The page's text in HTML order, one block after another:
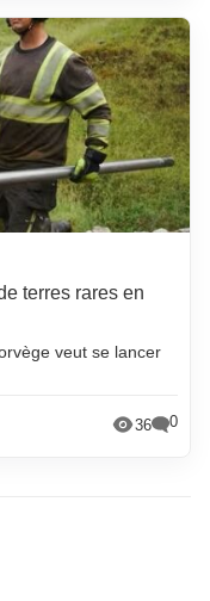
terres rares en
veut se lancer
36 0